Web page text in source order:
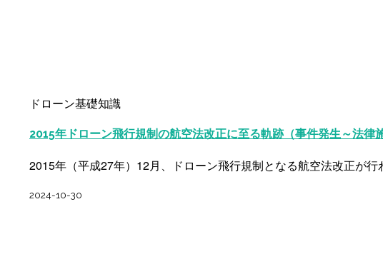
ドローン基礎知識
2015年ドローン飛行規制の航空法改正に至る軌跡（事件発生～法律
2015年（平成27年）12月、ドローン飛行規制となる航空法改正が
2024-10-30